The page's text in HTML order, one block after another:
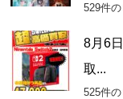
529件
8月6
取...
525件